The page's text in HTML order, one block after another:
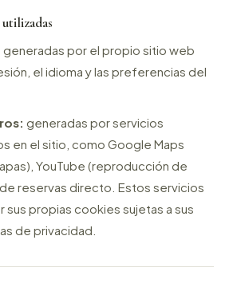
generadas por el propio sitio web
el idioma y las preferencias del
generadas por servicios
en el sitio, como Google Maps
YouTube (reproducción de
reservas directo. Estos servicios
propias cookies sujetas a sus
de privacidad.